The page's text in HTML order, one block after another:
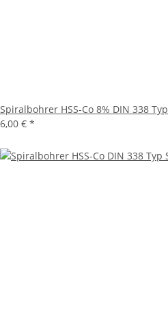
Spiralbohrer HSS-Co 8% DIN 338
6,00 € *